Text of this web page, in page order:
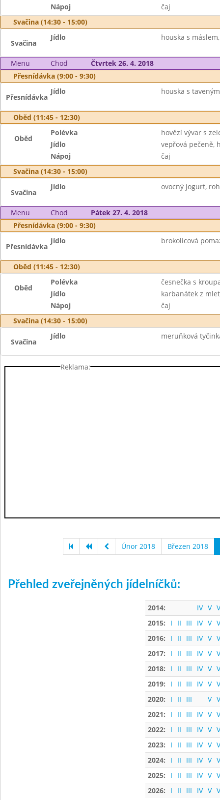
Nápoj
čaj
Svačina (14:30 - 15:00)
Svačina
Jídlo houska s
Menu Chod
Čtvrtek 26. 4. 2018
Přesnídávka (9:00 - 9:30)
Přesnídávka
Jídlo houska s
Oběd (11:45 - 12:30)
Oběd
Polévka
hovězí vývar s
Jídlo
vepřová pečeně,
Nápoj
čaj
Svačina (14:30 - 15:00)
Svačina
Jídlo ovocný jogurt,
Menu Chod
Pátek 27. 4. 2018
Přesnídávka (9:00 - 9:30)
Přesnídávka
Jídlo brokolicová
Oběd (11:45 - 12:30)
Oběd
Polévka
česnečka s
Jídlo
karbanátek z
Nápoj
čaj
Svačina (14:30 - 15:00)
Svačina
Jídlo meruňková
Reklama:
Únor 2018 Březen 2018
Přehled zveřejněných jídelníčků:
2014: IV V
2015:
I II III IV V
2016:
I II III IV V
2017:
I II III IV V
2018:
I II III IV V
2019:
I II III IV V
2020:
I II III V
2021:
I II III IV V
2022:
I II III IV V
2023:
I II III IV V
2024:
I II III IV V
2025:
I II III IV V
2026:
I II III IV V